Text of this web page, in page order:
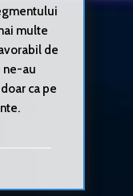
multe
de
ne-au
ca pe